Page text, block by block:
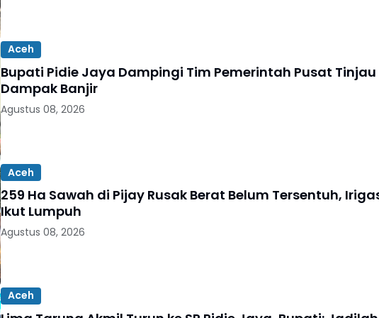
Aceh
Bupati Pidie Jaya Dampingi Tim Pemerintah Pusat Tinjau
Dampak Banjir
Agustus 08, 2026
Aceh
259 Ha Sawah di Pijay Rusak Berat Belum Tersentuh,
Ikut Lumpuh
Agustus 08, 2026
Aceh